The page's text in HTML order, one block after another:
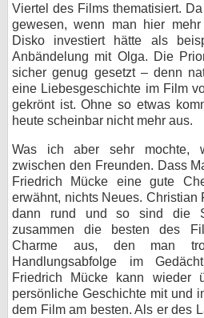
Viertel des Films thematisiert.
gewesen, wenn man hier
Disko investiert hätte als
Anbändelung mit Olga. Die
sicher genug gesetzt – denn
eine Liebesgeschichte im Film
gekrönt ist. Ohne so etwas
heute scheinbar nicht mehr aus.
Was ich aber sehr mochte,
zwischen den Freunden. Dass
Friedrich Mücke eine gute
erwähnt, nichts Neues. Christian
dann rund und so sind die
zusammen die besten des
Charme aus, den man
Handlungsabfolge im
Friedrich Mücke kann wieder
persönliche Geschichte mit und
dem Film am besten. Als er des